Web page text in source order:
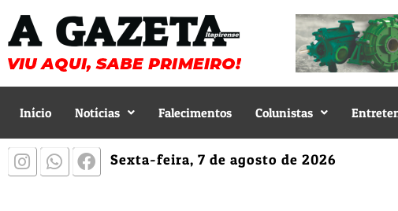
Início Notícias Falecimentos Colunistas
Sexta-feira, 7 de agosto de 2026